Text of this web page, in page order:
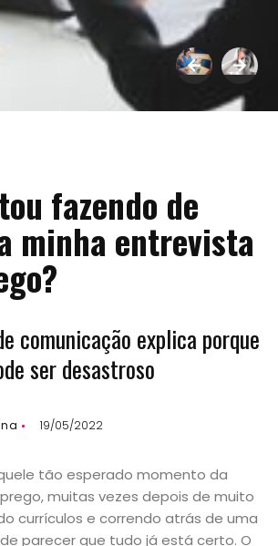
fazendo de
minha entrevista
comunicação explica porque
ser desastroso
19/05/2022
tão esperado momento da
muitas vezes depois de muito
currículos e correndo atrás de uma
parecer que tudo já está certo. O